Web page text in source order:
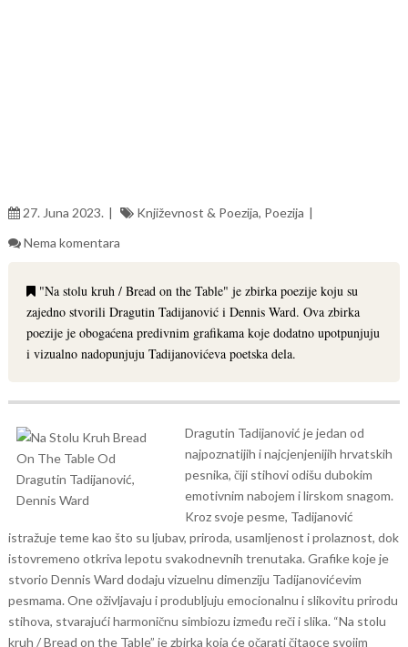
27. Juna 2023. Književnost & Poezija, Poezija
Nema komentara
"Na stolu kruh / Bread on the Table" je zbirka poezije koju su
zajedno stvorili Dragutin Tadijanović i Dennis Ward. Ova zbirka
poezije je obogaćena predivnim grafikama koje dodatno upotpunjuju
i vizualno nadopunjuju Tadijanovićeva poetska dela.
Dragutin Tadijanović je jedan od
najpoznatijih i najcjenjenijih hrvatskih
pesnika, čiji stihovi odišu dubokim
emotivnim nabojem i lirskom snagom.
Kroz svoje pesme, Tadijanović
istražuje teme kao što su ljubav, priroda, usamljenost i prolaznost, dok
istovremeno otkriva lepotu svakodnevnih trenutaka. Grafike koje je
stvorio Dennis Ward dodaju vizuelnu dimenziju Tadijanovićevim
pesmama. One oživljavaju i produbljuju emocionalnu i slikovitu prirodu
stihova, stvarajući harmoničnu simbiozu između reči i slika. “Na stolu
kruh / Bread on the Table” je zbirka koja će očarati čitaoce svojim